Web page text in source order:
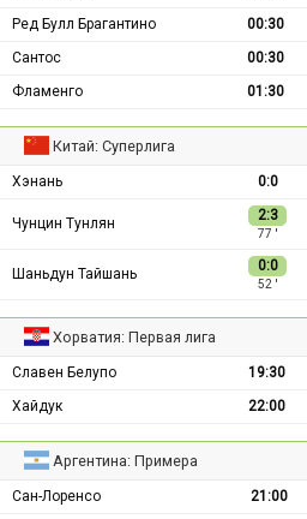
Ред Булл Брагантино
00:30
Сантос
00:30
Фламенго
01:30
Китай: Суперлига
Хэнань 0:0
Чунцин Тунлян 2:3
77 ′
Шаньдун Тайшань 0:0
52 ′
Хорватия: Первая лига
Славен Белупо 19:30
Хайдук
22:00
Аргентина: Примера
Сан-Лоренсо 21:00